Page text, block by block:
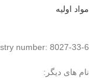
مواد اولیه
number: 8027-33-6
نام های دیگر: